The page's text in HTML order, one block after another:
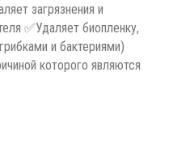
загрязнения и
✅Удаляет биопленку,
и бактериями)
которого являются